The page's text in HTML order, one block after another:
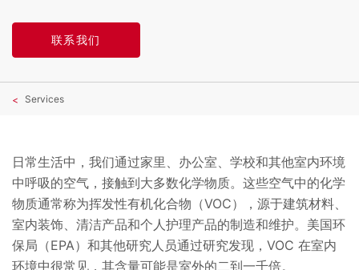
联系我们
Services
日常生活中，我们通过家里、办公室、学校和其他室内环境
中呼吸的空气，接触到大多数化学物质。这些空气中的化学
物质通常称为挥发性有机化合物（VOC），源于建筑材料、
室内装饰、清洁产品和个人护理产品的制造和维护。美国环
保局（EPA）和其他研究人员通过研究发现，VOC 在室内
环境中很常见，其含量可能是室外的二到一千倍。